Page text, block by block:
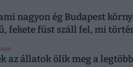
nagyon ég Budapest
fekete füst száll fel, mi
az állatok ölik meg a